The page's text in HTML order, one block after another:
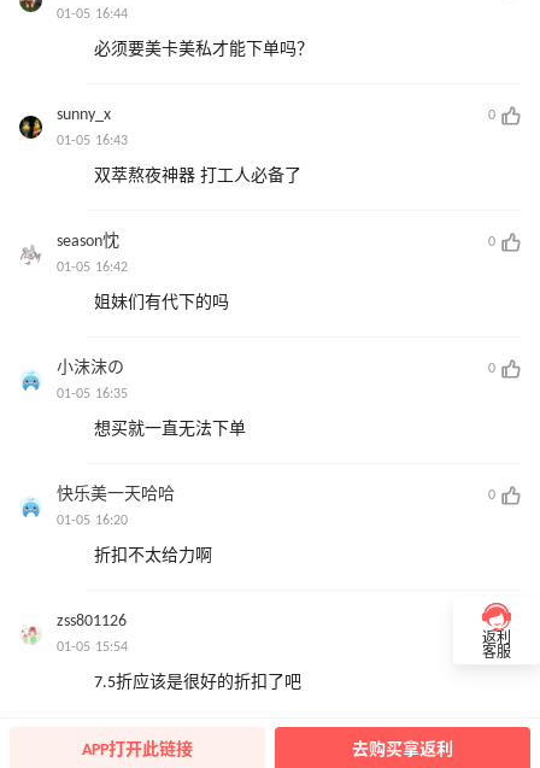
01-05 16:44
必须要美卡美私才能下单吗？
sunny_x
0
01-05 16:43
双萃熬夜神器 打工人必备了
season忱
0
01-05 16:42
姐妹们有代下的吗
小沫沫の
0
01-05 16:35
想买就一直无法下单
快乐美一天哈哈
0
01-05 16:20
折扣不太给力啊
zss801126
0
01-05 15:54
7.5折应该是很好的折扣了吧
返利
客服
APP打开此链接 去购买拿返利